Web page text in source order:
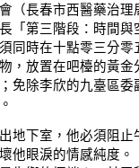
（長春市西醫藥治理
「第三階段：時間與
同時在十點零三分零
，放置在吧檯的黃金
免除李欣的九臺區委
地下室，他必須阻止
他眼淚的情感純度。